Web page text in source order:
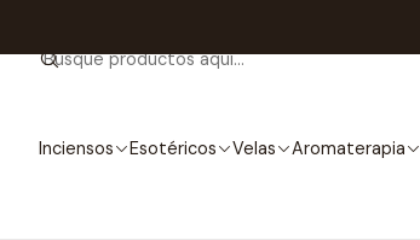
Inciensos Esotéricos Velas Aromaterapia